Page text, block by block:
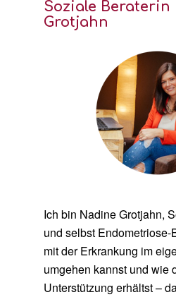
Soziale Beraterin
Grotjahn
Ich bin Nadine Grotjahn,
und selbst Endometriose-
mit der Erkrankung im
umgehen kannst und wie
Unterstützung erhältst –